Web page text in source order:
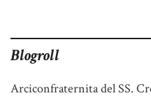
Blogroll
Arciconfraternita del SS.